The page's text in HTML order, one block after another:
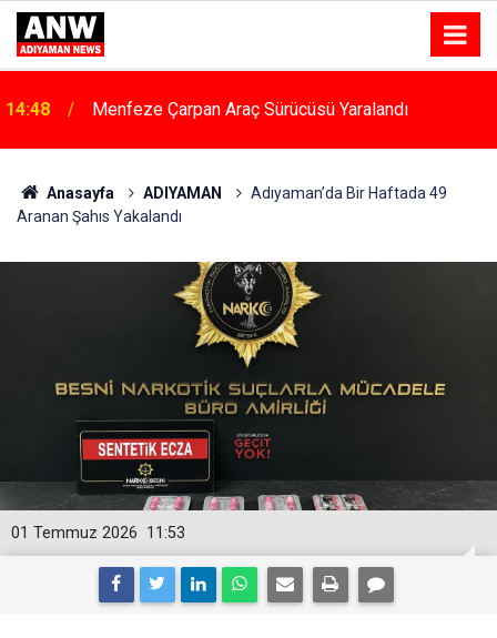
14:48 Menfeze Çarpan Araç Sürücüsü Yaralandı
Anasayfa ADIYAMAN
Adıyaman’da Bir Haftada 49
Aranan Şahıs Yakalandı
11:53
01 Temmuz 2026